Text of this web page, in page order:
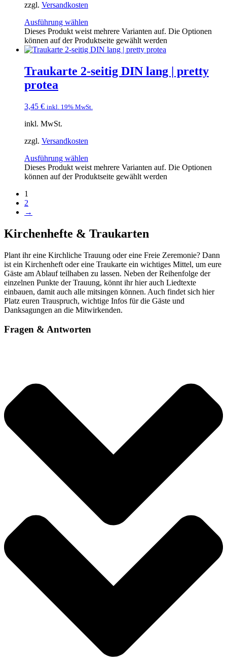
zzgl. Versandkosten
Ausführung wählen
Dieses Produkt weist mehrere Varianten auf. Die Optionen
können auf der Produktseite gewählt werden
Traukarte 2-seitig DIN lang | pretty
protea
3,45 € inkl. 19% MwSt.
inkl. MwSt.
zzgl. Versandkosten
Ausführung wählen
Dieses Produkt weist mehrere Varianten auf. Die Optionen
können auf der Produktseite gewählt werden
1
2
→
Kirchenhefte & Traukarten
Plant ihr eine Kirchliche Trauung oder eine Freie Zeremonie? Dann
ist ein Kirchenheft oder eine Traukarte ein wichtiges Mittel, um eure
Gäste am Ablauf teilhaben zu lassen. Neben der Reihenfolge der
einzelnen Punkte der Trauung, könnt ihr hier auch Liedtexte
einbauen, damit auch alle mitsingen können. Auch findet sich hier
Platz euren Trauspruch, wichtige Infos für die Gäste und
Danksagungen an die Mitwirkenden.
Fragen & Antworten